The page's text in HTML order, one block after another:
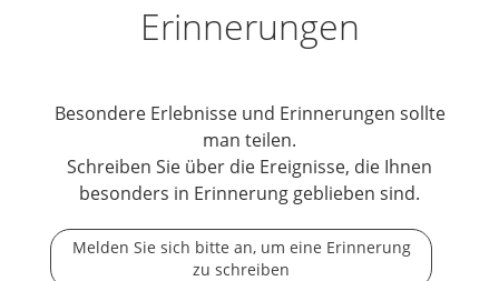
Erinnerungen
Besondere Erlebnisse und Erinnerungen sollte
man teilen.
Schreiben Sie über die Ereignisse, die Ihnen
besonders in Erinnerung geblieben sind.
Melden Sie sich bitte an, um eine Erinnerung
zu schreiben